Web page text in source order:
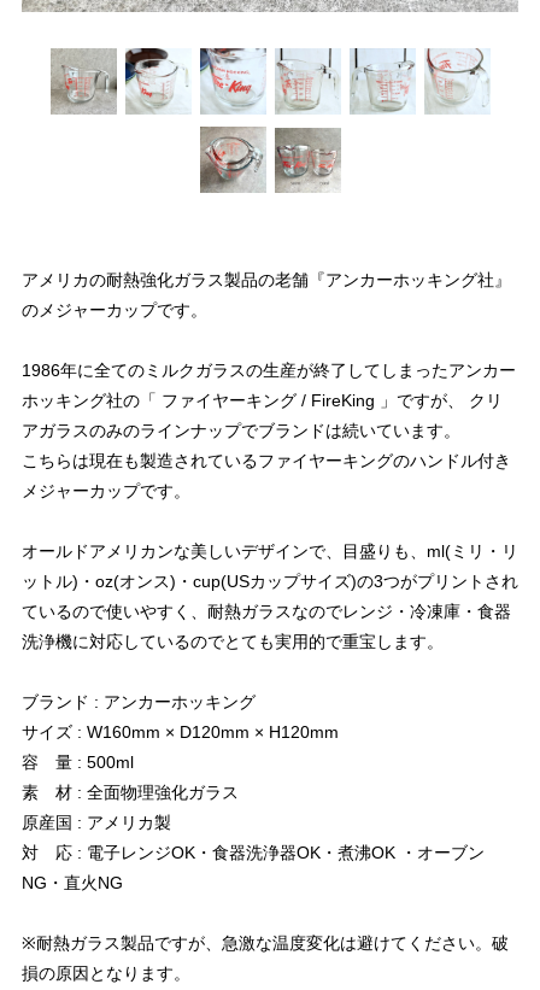
アメリカの耐熱強化ガラス製品の老舗『アンカーホッキング社』
のメジャーカップです。
1986年に全てのミルクガラスの生産が終了してしまったアンカー
ホッキング社の「 ファイヤーキング / FireKing 」ですが、 クリ
アガラスのみのラインナップでブランドは続いています。
こちらは現在も製造されているファイヤーキングのハンドル付き
メジャーカップです。
オールドアメリカンな美しいデザインで、目盛りも、ml(ミリ・リ
ットル)・oz(オンス)・cup(USカップサイズ)の3つがプリントされ
ているので使いやすく、耐熱ガラスなのでレンジ・冷凍庫・食器
洗浄機に対応しているのでとても実用的で重宝します。
ブランド : アンカーホッキング
サイズ : W160mm × D120mm × H120mm
容 量 : 500ml
素 材 : 全面物理強化ガラス
原産国 : アメリカ製
対 応 : 電子レンジOK・食器洗浄器OK・煮沸OK ・オーブン
NG・直火NG
※耐熱ガラス製品ですが、急激な温度変化は避けてください。破
損の原因となります。